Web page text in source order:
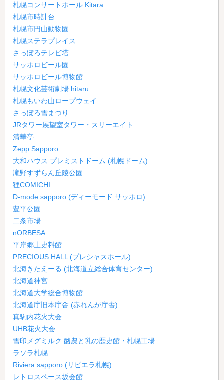
札幌コンサートホール Kitara
札幌市時計台
札幌市円山動物園
札幌ステラプレイス
さっぽろテレビ塔
サッポロビール園
サッポロビール博物館
札幌文化芸術劇場 hitaru
札幌もいわ山ロープウェイ
さっぽろ雪まつり
JRタワー展望室タワー・スリーエイト
清華亭
Zepp Sapporo
大和ハウス プレミストドーム (札幌ドーム)
滝野すずらん丘陵公園
狸COMICHI
D-mode sapporo (ディーモード サッポロ)
豊平公園
二条市場
nORBESA
平岸郷土史料館
PRECIOUS HALL (プレシャスホール)
北海きたえーる (北海道立総合体育センター)
北海道神宮
北海道大学総合博物館
北海道庁旧本庁舎 (赤れんが庁舎)
真駒内花火大会
UHB花火大会
雪印メグミルク 酪農と乳の歴史館・札幌工場
ラソラ札幌
Riviera sapporo (リビエラ札幌)
レトロスペース坂会館